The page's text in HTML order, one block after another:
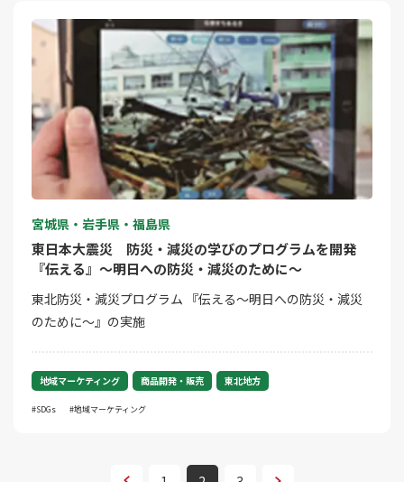
宮城県・岩手県・福島県
東日本大震災 防災・減災の学びのプログラムを開発
『伝える』～明日への防災・減災のために～
東北防災・減災プログラム 『伝える～明日への防災・減災
のために～』の実施
地域マーケティング 商品開発・販売 東北地方
SDGs 地域マーケティング
次へ